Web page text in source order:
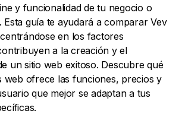
y funcionalidad de tu negocio o
Esta guía te ayudará a comparar Vev
en los factores
a la creación y el
un sitio web exitoso. Descubre qué
web ofrece las funciones, precios y
que mejor se adaptan a tus